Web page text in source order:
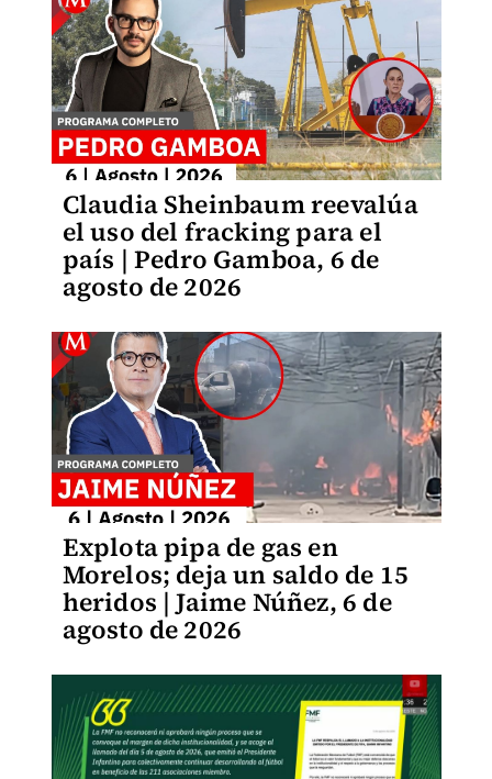
Claudia Sheinbaum reevalúa
el uso del fracking para el
país | Pedro Gamboa, 6 de
agosto de 2026
Explota pipa de gas en
Morelos; deja un saldo de 15
heridos | Jaime Núñez, 6 de
agosto de 2026